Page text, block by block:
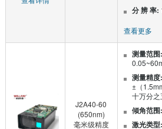
分 辨 率:
查看更多
J2A40-60
(650nm)
毫米级精度
测量范围:
测量精度:
±（
十万分之
倾角范围:
激光类型: